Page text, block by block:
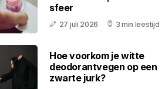
sfeer
27 juli 2026 3 min leestijd
Hoe voorkom je witte
deodorantvegen op een
zwarte jurk?